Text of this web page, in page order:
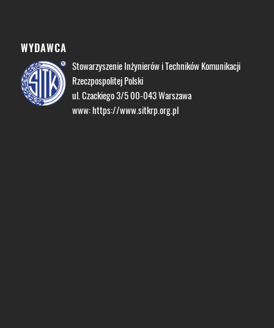
WYDAWCA
Stowarzyszenie Inżynierów i Techników Komunikacji
Rzeczpospolitej Polski
ul. Czackiego 3/5 00-043 Warszawa
www:https://www.sitkrp.org.pl